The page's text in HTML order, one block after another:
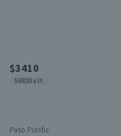
$3410
$6820 x lt
Pato Purific